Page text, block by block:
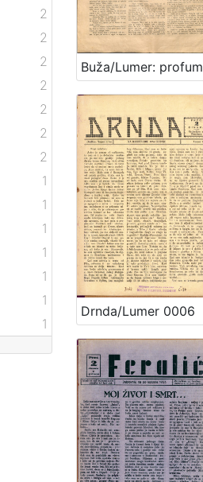
2
2
2
2
2
2
2
1
1
1
1
1
1
1
Drnda/Lumer 0006